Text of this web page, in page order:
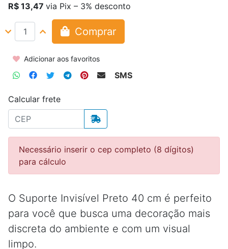
R$ 13,47 via Pix – 3% desconto
Comprar
Adicionar aos favoritos
SMS
Calcular frete
Necessário inserir o cep completo (8 dígitos)
para cálculo
O Suporte Invisível Preto 40 cm é perfeito
para você que busca uma decoração mais
discreta do ambiente e com um visual
limpo.